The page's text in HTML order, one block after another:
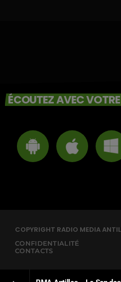
ÉCOUTEZ AVEC
COPYRIGHT RADIO MEDIA
CONFIDENTIALITÉ
CONTACTS